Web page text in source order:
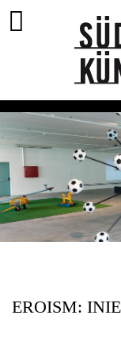
EROISM: